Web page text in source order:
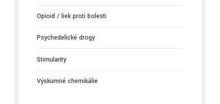
Opioid / liek proti bolesti
Psychedelické drogy
Stimulanty
Výskumné chemikálie